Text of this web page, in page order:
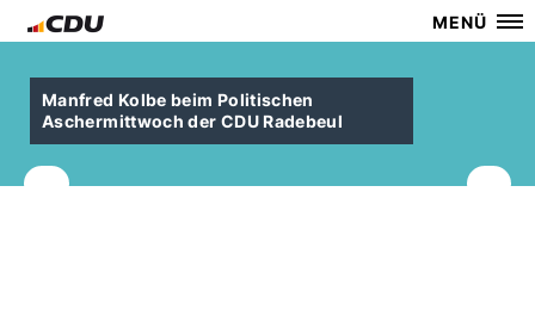
MENÜ
Manfred Kolbe beim Politischen
Aschermittwoch der CDU Radebeul